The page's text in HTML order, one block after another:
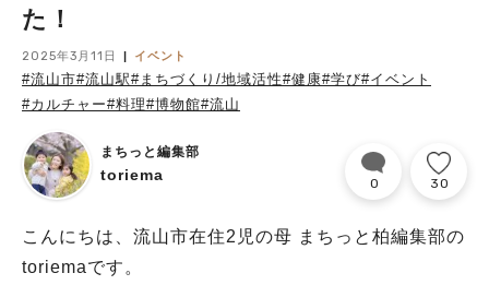
た！
2025年3月11日 イベント
#流山市#流山駅#まちづくり/地域活性#健康#学び#イベント
#カルチャー#料理#博物館#流山
まちっと編集部
toriema 0 30
こんにちは、流山市在住2児の母 まちっと柏編集部の
toriemaです。